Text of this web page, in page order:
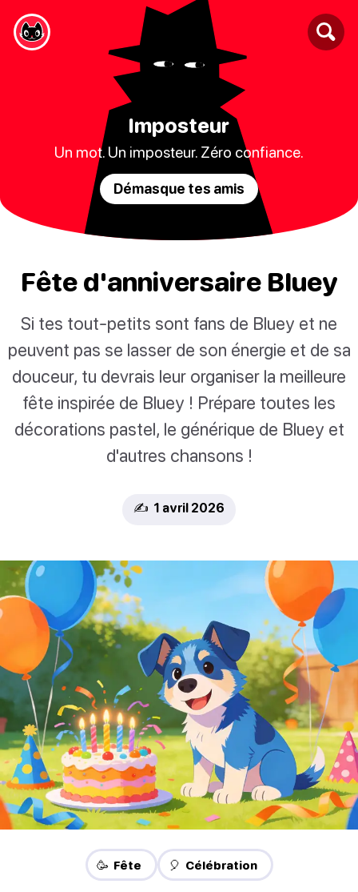
Imposteur
Un mot. Un imposteur. Zéro confiance.
Démasque tes amis
Fête d'anniversaire Bluey
Si tes tout-petits sont fans de Bluey et ne
peuvent pas se lasser de son énergie et de sa
douceur, tu devrais leur organiser la meilleure
fête inspirée de Bluey ! Prépare toutes les
décorations pastel, le générique de Bluey et
d'autres chansons !
✍️ 1 avril 2026
🥳 Fête 🎈 Célébration